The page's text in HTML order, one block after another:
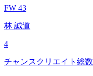
FW 43
林 誠道
4
チャンスクリエイト総数